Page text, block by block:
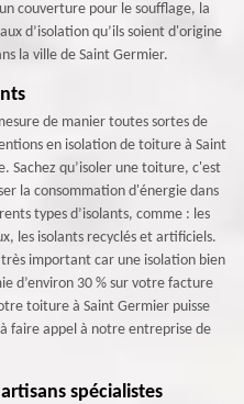
couverture pour le soufflage, la
d’isolation qu’ils soient d'origine
la ville de Saint Germier.
de manier toutes sortes de
en isolation de toiture à Saint
Sachez qu’isoler une toiture, c'est
la consommation d'énergie dans
types d’isolants, comme : les
les isolants recyclés et artificiels.
important car une isolation bien
d’environ 30 % sur votre facture
toiture à Saint Germier puisse
faire appel à notre entreprise de
spécialistes